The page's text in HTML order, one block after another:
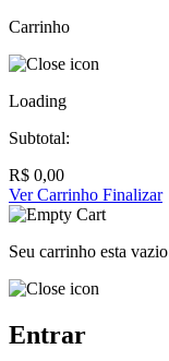
Carrinho
Loading
Subtotal:
R$ 0,00
Ver Carrinho Finalizar
Seu carrinho esta vazio
Entrar